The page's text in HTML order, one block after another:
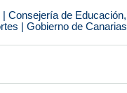
Consejería de Educación,
| Gobierno de Canarias